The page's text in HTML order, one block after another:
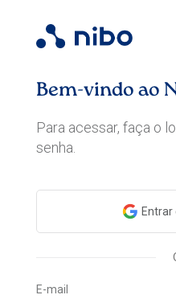
Bem-vindo ao
Para acessar, faça o
senha.
Entrar
E-mail